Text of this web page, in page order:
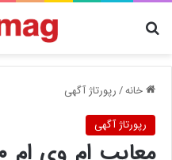
دنبال چیزی هستید؟
خانه/رپورتاژ آگهی
رپورتاژ آگهی